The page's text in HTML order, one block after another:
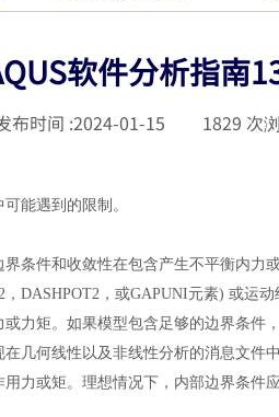
软件分析指南
布时间 :2024-01-15 1829 次
能遇到的限制。
条件和收敛性在包含产生不平衡内力
，DASHPOT2，或GAPUNI元素) 或
力矩。如果模型包含足够的边界条
几何线性以及非线性分析的消息文
力或矩。理想情况下，内部边界条件